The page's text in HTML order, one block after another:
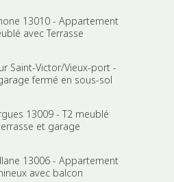
13010 - Appartement
avec Terrasse
Saint-Victor/Vieux-port -
fermé en sous-sol
13009 - T2 meublé
et garage
13006 - Appartement
avec balcon